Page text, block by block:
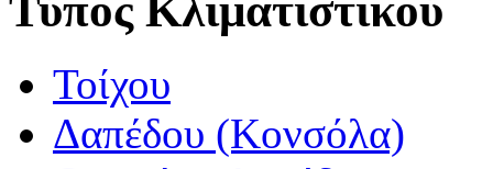
Τύπος Κλιματιστικού
Τοίχου
Δαπέδου (Κονσόλα)